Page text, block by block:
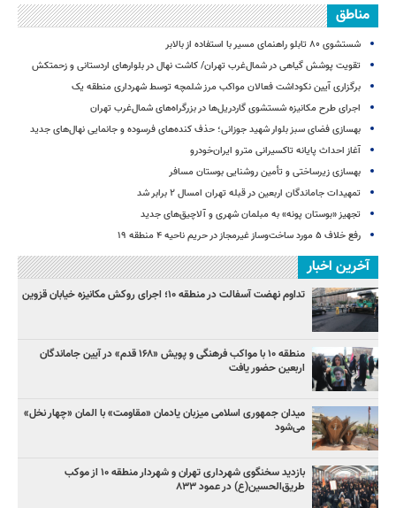
مناطق
شستشوی ۸۰ تابلو راهنمای مسیر با استفاده از بالابر
تقویت پوشش گیاهی در شمال‌غرب تهران/ کاشت نهال در بلوارهای اردستانی و زحمتکش
برگزاری آیین نکوداشت فعالان مواکب مرز شلمچه توسط شهرداری منطقه یک
اجرای طرح مکانیزه شستشوی گاردریل‌ها در بزرگراه‌های شمال‌غرب تهران
بهسازی فضای سبز بلوار شهید جوزانی؛ حذف کنده‌های فرسوده و جانمایی نهال‌های جدید
آغاز احداث پایانه تاکسیرانی مترو ایران‌خودرو
بهسازی زیرساختی و تأمین روشنایی بوستان مسافر
تمهیدات جاماندگان اربعین در قبله تهران امسال ۲ برابر شد
تجهیز «بوستان پونه» به مبلمان شهری و آلاچیق‌های جدید
رفع خلاف ۵ مورد ساخت‌وساز غیرمجاز در حریم ناحیه ۴ منطقه ۱۹
آخرین اخبار
تداوم نهضت آسفالت در منطقه ۱۰؛ اجرای روکش مکانیزه خیابان قزوین
منطقه ۱۰ با مواکب فرهنگی و پویش «۱۶۸ قدم» در آیین جاماندگان
اربعین حضور یافت
میدان جمهوری اسلامی میزبان یادمان «مقاومت» با المان «چهار نخل»
می‌شود
بازدید سخنگوی شهرداری تهران و شهردار منطقه ۱۰ از موکب
طریق‌الحسین(ع) در عمود ۸۳۳